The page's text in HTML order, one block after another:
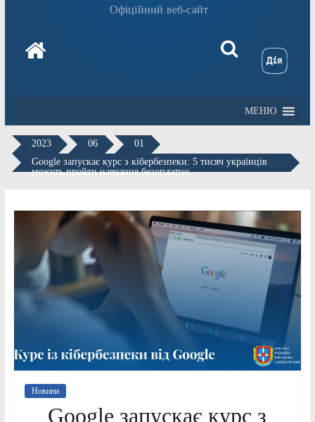
Офіційний веб-сайт
МЕНЮ
2023 06
01
Google запускає курс з кібербезпеки: 5 тисяч українців
можуть пройти навчання безоплатно
Новини
Google запускає курс з